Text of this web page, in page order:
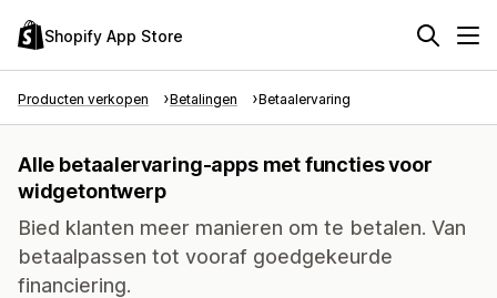
Shopify App Store
Producten verkopen Betalingen Betaalervaring
Alle betaalervaring-apps met functies voor
widgetontwerp
Bied klanten meer manieren om te betalen. Van
betaalpassen tot vooraf goedgekeurde
financiering.